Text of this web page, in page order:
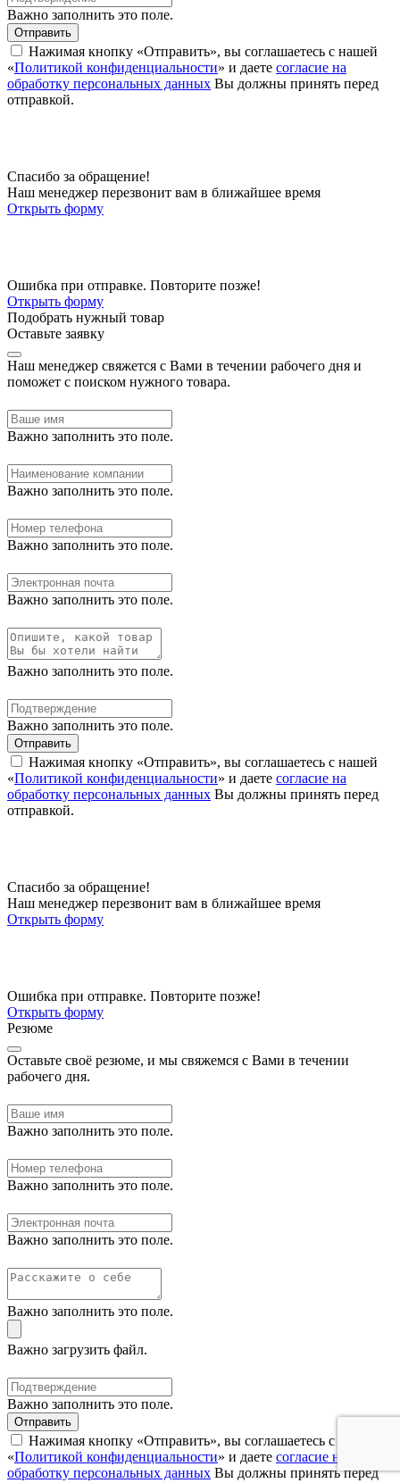
Важно заполнить это поле.
Отправить
Нажимая кнопку «Отправить», вы соглашаетесь с нашей
«Политикой конфиденциальности» и даете согласие на
обработку персональных данных Вы должны принять перед
отправкой.
Спасибо за обращение!
Наш менеджер перезвонит вам в ближайшее время
Открыть форму
Ошибка при отправке. Повторите позже!
Открыть форму
Подобрать нужный товар
Оставьте заявку
Наш менеджер свяжется с Вами в течении рабочего дня и
поможет с поиском нужного товара.
Важно заполнить это поле.
Важно заполнить это поле.
Важно заполнить это поле.
Важно заполнить это поле.
Важно заполнить это поле.
Важно заполнить это поле.
Отправить
Нажимая кнопку «Отправить», вы соглашаетесь с нашей
«Политикой конфиденциальности» и даете согласие на
обработку персональных данных Вы должны принять перед
отправкой.
Спасибо за обращение!
Наш менеджер перезвонит вам в ближайшее время
Открыть форму
Ошибка при отправке. Повторите позже!
Открыть форму
Резюме
Оставьте своё резюме, и мы свяжемся с Вами в течении
рабочего дня.
Важно заполнить это поле.
Важно заполнить это поле.
Важно заполнить это поле.
Важно заполнить это поле.
Важно загрузить файл.
Важно заполнить это поле.
Отправить
Нажимая кнопку «Отправить», вы соглашаетесь с нашей
«Политикой конфиденциальности» и даете согласие на
обработку персональных данных Вы должны принять перед